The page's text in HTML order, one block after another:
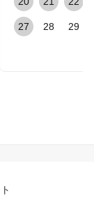
27 28 29